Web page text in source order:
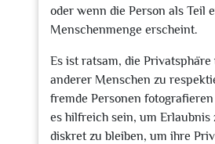
oder wenn die Person als Teil
Menschenmenge erscheint.
Es ist ratsam, die
anderer Menschen zu
fremde Personen
es hilfreich sein, um Erlaubnis
diskret zu bleiben, um ihre